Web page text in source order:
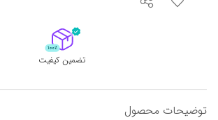
تضمین کیفیت
توضیحات محصول